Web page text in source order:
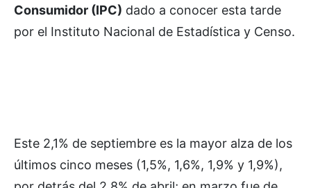
Consumidor (IPC) dado a conocer esta tarde
por el Instituto Nacional de Estadística y Censo.
Este 2,1% de septiembre es la mayor alza de los
últimos cinco meses (1,5%, 1,6%, 1,9% y 1,9%),